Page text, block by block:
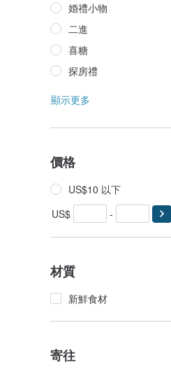
婚禮小物
二進
喜糖
探房禮
顯示更多
價格
US$10 以下
US$
-
材質
新鮮食材
寄往